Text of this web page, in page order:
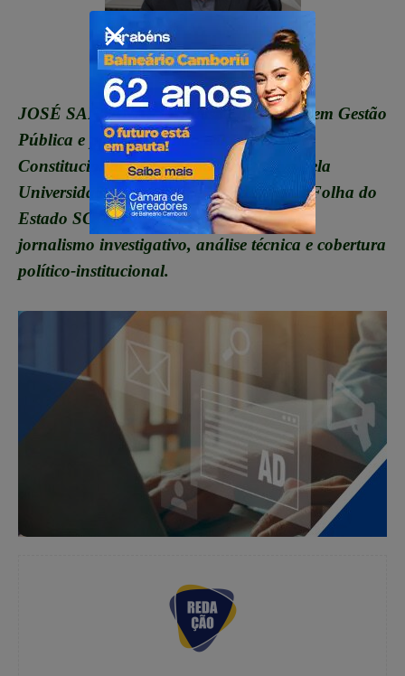
JOSÉ SANTANA: Jornalista, graduado em Gestão
Pública e pós-graduando em Direito
Constitucional e Direito Administrativo pela
Universidade Uninter. É editor do portal Folha do
Estado SC – com 25 anos de história no
jornalismo investigativo, análise técnica e cobertura
político-institucional.